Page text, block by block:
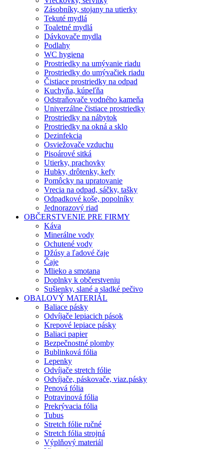
Zásobníky, stojany na utierky
Tekuté mydlá
Toaletné mydlá
Dávkovače mydla
Podlahy
WC hygiena
Prostriedky na umývanie riadu
Prostriedky do umývačiek riadu
Čistiace prostriedky na odpad
Kuchyňa, kúpeľňa
Odstraňovače vodného kameňa
Univerzálne čistiace prostriedky
Prostriedky na nábytok
Prostriedky na okná a sklo
Dezinfekcia
Osviežovače vzduchu
Pisoárové sitká
Utierky, prachovky
Hubky, drôtenky, kefy
Pomôcky na upratovanie
Vrecia na odpad, sáčky, tašky
Odpadkové koše, popolníky
Jednorazový riad
OBČERSTVENIE PRE FIRMY
Káva
Minerálne vody
Ochutené vody
Džúsy a ľadové čaje
Čaje
Mlieko a smotana
Doplnky k občerstveniu
Sušienky, slané a sladké pečivo
OBALOVÝ MATERIÁL
Baliace pásky
Odvíjače lepiacich pások
Krepové lepiace pásky
Baliaci papier
Bezpečnostné plomby
Bublinková fólia
Lepenky
Odvíjače stretch fólie
Odvíjače, páskovače, viaz.pásky
Penová fólia
Potravinová fólia
Prekrývacia fólia
Tubus
Stretch fólie ručné
Stretch fólia strojná
Výplňový materiál